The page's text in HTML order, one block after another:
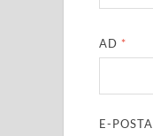
AD *
E-POSTA